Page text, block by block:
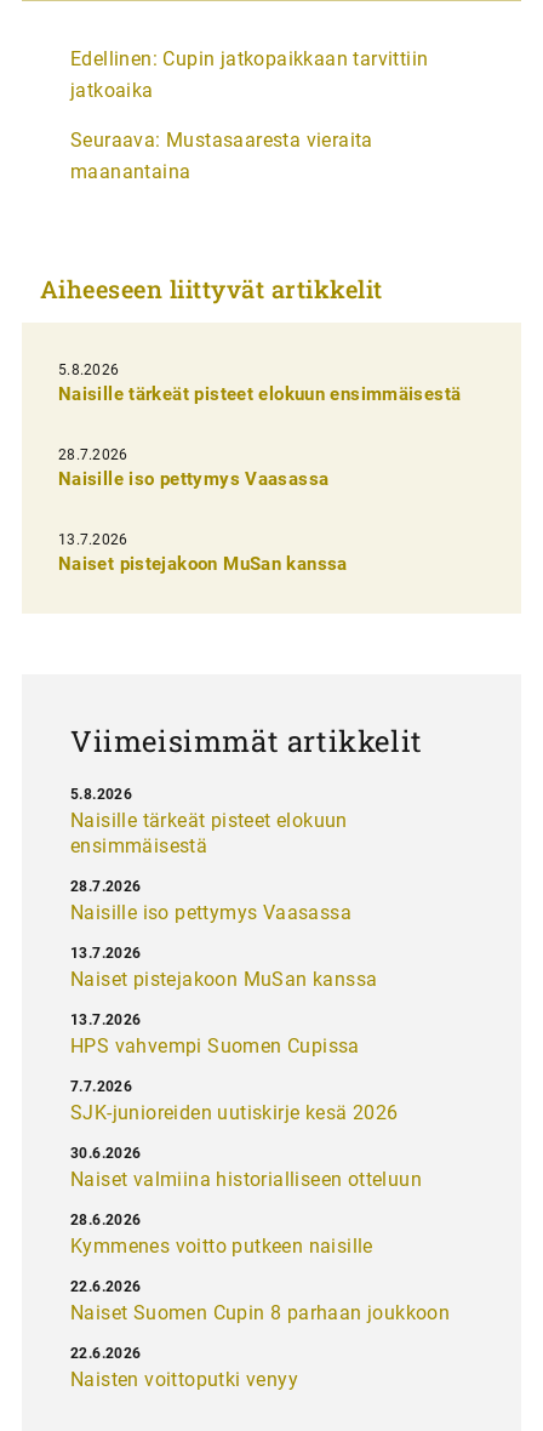
A
r
i
l
e
s
e
l
a
u
Edellinen: Cupin jatkopaikkaan tarvittiin
jatkoaika
Seuraava: Mustasaaresta vieraita
maanantaina
Aiheeseen liittyvät artikkelit
5.8.2026
Naisille tärkeät pisteet elokuun ensimmäisestä
28.7.2026
Naisille iso pettymys Vaasassa
13.7.2026
Naiset pistejakoon MuSan kanssa
Viimeisimmät artikkelit
Naisille tärkeät pisteet elokuun
ensimmäisestä
5.8.2026
Naisille iso pettymys Vaasassa
28.7.2026
Naiset pistejakoon MuSan kanssa
13.7.2026
HPS vahvempi Suomen Cupissa
13.7.2026
SJK-junioreiden uutiskirje kesä 2026
7.7.2026
Naiset valmiina historialliseen otteluun
30.6.2026
Kymmenes voitto putkeen naisille
28.6.2026
Naiset Suomen Cupin 8 parhaan joukkoon
22.6.2026
Naisten voittoputki venyy
22.6.2026